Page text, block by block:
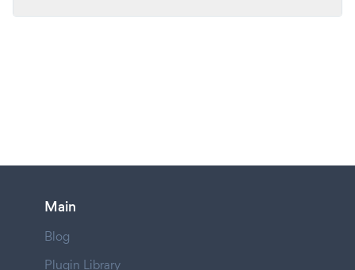
Main
Blog
Plugin Library